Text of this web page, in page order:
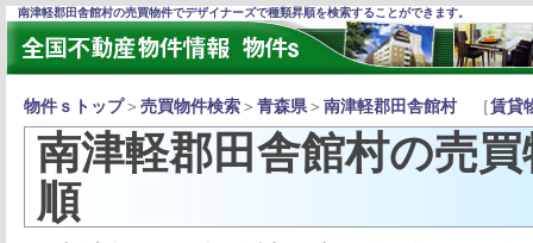
南津軽郡田舎館村の売買物件でデザイナーズで種類昇順を検索することができます。
物件ｓトップ＞ 売買物件検索 ＞ 青森県＞ 南津軽郡田舎館村［賃貸
南津軽郡田舎館村の売
順